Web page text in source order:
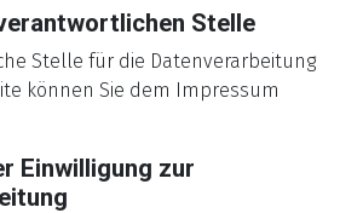
Stelle
Stelle für die Datenverarbeitung
können Sie dem Impressum
Einwilligung zur